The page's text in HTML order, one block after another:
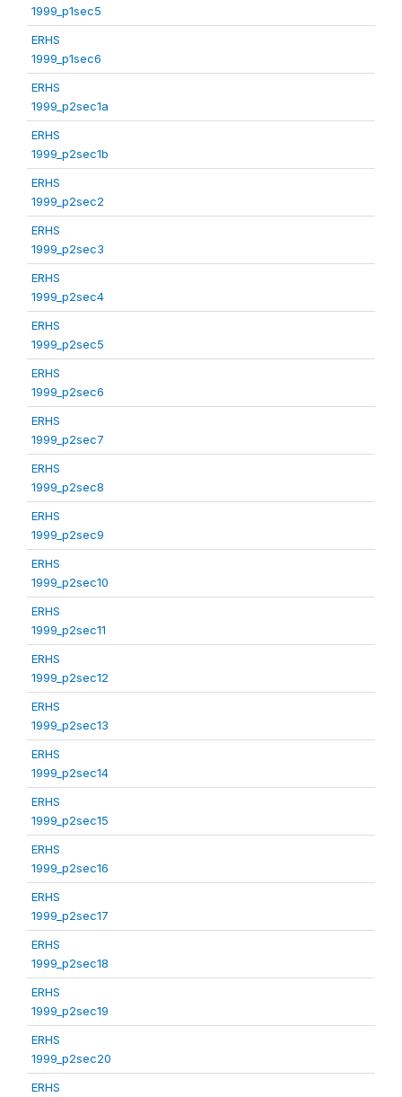
1999_p1sec5
ERHS
1999_p1sec6
ERHS
1999_p2sec1a
ERHS
1999_p2sec1b
ERHS
1999_p2sec2
ERHS
1999_p2sec3
ERHS
1999_p2sec4
ERHS
1999_p2sec5
ERHS
1999_p2sec6
ERHS
1999_p2sec7
ERHS
1999_p2sec8
ERHS
1999_p2sec9
ERHS
1999_p2sec10
ERHS
1999_p2sec11
ERHS
1999_p2sec12
ERHS
1999_p2sec13
ERHS
1999_p2sec14
ERHS
1999_p2sec15
ERHS
1999_p2sec16
ERHS
1999_p2sec17
ERHS
1999_p2sec18
ERHS
1999_p2sec19
ERHS
1999_p2sec20
ERHS